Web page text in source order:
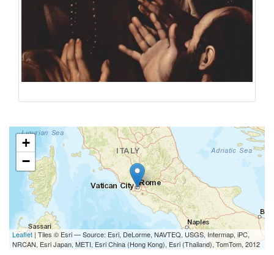
+
−
Leaflet | Tiles © Esri — Source: Esri, DeLorme, NAVTEQ, USGS, Intermap, iPC,
NRCAN, Esri Japan, METI, Esri China (Hong Kong), Esri (Thailand), TomTom, 2012